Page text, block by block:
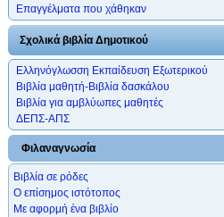
Επαγγέλματα που χάθηκαν
Σχολικά βιβλία Δημοτικού
Ελληνόγλωσση Εκπαίδευση Εξωτερικού
Βιβλία μαθητή-Βιβλία δασκάλου
Βιβλία για αμβλύωπες μαθητές
ΔΕΠΣ-ΑΠΣ
Φιλαναγνωσία
Βιβλία σε ρόδες
Ο επίσημος ιστότοπος
Με αφορμή ένα βιβλίο